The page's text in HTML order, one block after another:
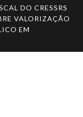
DO CRESSRS
VALORIZAÇÃO
EM